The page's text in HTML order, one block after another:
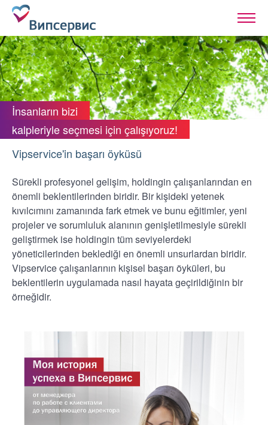
İnsanların bizi
kalpleriyle seçmesi için çalışıyoruz!
Vipservice'in başarı öyküsü
Sürekli profesyonel gelişim, holdingin çalışanlarından en
önemli beklentilerinden biridir. Bir kişideki yetenek
kıvılcımını zamanında fark etmek ve bunu eğitimler, yeni
projeler ve sorumluluk alanının genişletilmesiyle sürekli
geliştirmek ise holdingin tüm seviyelerdeki
yöneticilerinden beklediği en önemli unsurlardan biridir.
Vipservice çalışanlarının kişisel başarı öyküleri, bu
beklentilerin uygulamada nasıl hayata geçirildiğinin bir
örneğidir.